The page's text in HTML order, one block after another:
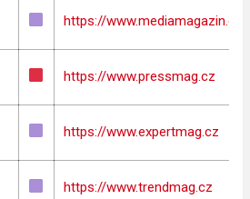
https://www.mediamagazin.cz
https://www.pressmag.cz
https://www.expertmag.cz
https://www.trendmag.cz